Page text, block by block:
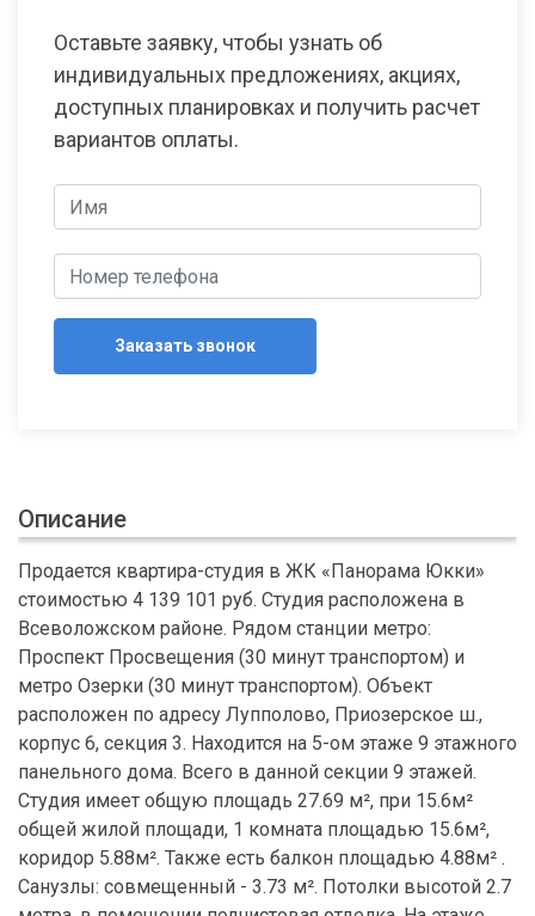
Оставьте заявку, чтобы узнать об
индивидуальных предложениях, акциях,
доступных планировках и получить расчет
вариантов оплаты.
Заказать звонок
Описание
Продается квартира-студия в ЖК «Панорама Юкки»
стоимостью 4 139 101 руб. Студия расположена в
Всеволожском районе. Рядом станции метро:
Проспект Просвещения (30 минут транспортом) и
метро Озерки (30 минут транспортом). Объект
расположен по адресу Лупполово, Приозерское ш.,
корпус 6, секция 3. Находится на 5-ом этаже 9 этажного
панельного дома. Всего в данной секции 9 этажей.
Студия имеет общую площадь 27.69 м², при 15.6м²
общей жилой площади, 1 комната площадью 15.6м²,
коридор 5.88м². Также есть балкон площадью 4.88м² .
Санузлы: совмещенный - 3.73 м². Потолки высотой 2.7